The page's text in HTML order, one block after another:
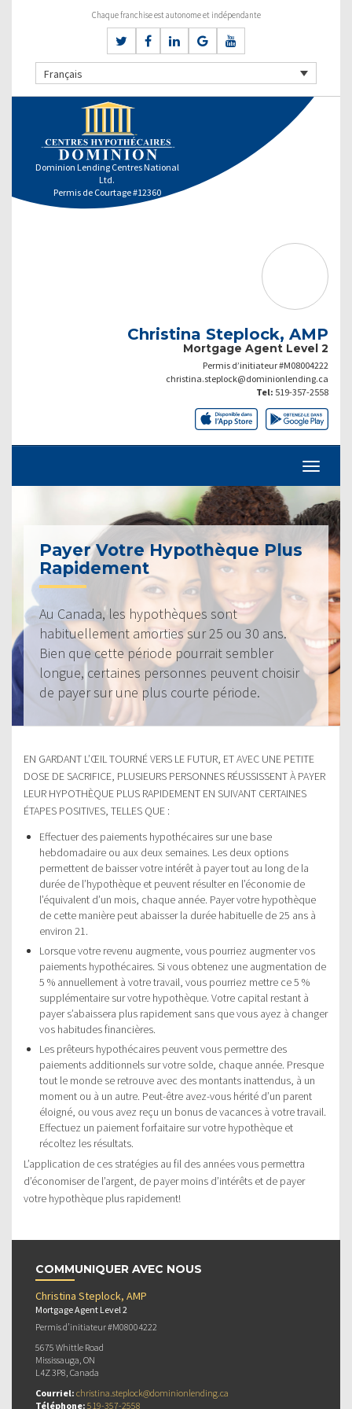
Chaque franchise est autonome et indépendante
Français
Dominion Lending Centres National
Ltd.
Permis de Courtage #12360
Christina Steplock, AMP
Mortgage Agent Level 2
Permis d’initiateur #M08004222
christina.steplock@dominionlending.ca
Tel: 519-357-2558
Payer Votre Hypothèque Plus
Rapidement
Au Canada, les hypothèques sont
habituellement amorties sur 25 ou 30 ans.
Bien que cette période pourrait sembler
longue, certaines personnes peuvent choisir
de payer sur une plus courte période.
EN GARDANT L’ŒIL TOURNÉ VERS LE FUTUR, ET AVEC UNE PETITE
DOSE DE SACRIFICE, PLUSIEURS PERSONNES RÉUSSISSENT À PAYER
LEUR HYPOTHÈQUE PLUS RAPIDEMENT EN SUIVANT CERTAINES
ÉTAPES POSITIVES, TELLES QUE :
Effectuer des paiements hypothécaires sur une base
hebdomadaire ou aux deux semaines. Les deux options
permettent de baisser votre intérêt à payer tout au long de la
durée de l’hypothèque et peuvent résulter en l’économie de
l’équivalent d’un mois, chaque année. Payer votre hypothèque
de cette manière peut abaisser la durée habituelle de 25 ans à
environ 21.
Lorsque votre revenu augmente, vous pourriez augmenter vos
paiements hypothécaires. Si vous obtenez une augmentation de
5 % annuellement à votre travail, vous pourriez mettre ce 5 %
supplémentaire sur votre hypothèque. Votre capital restant à
payer s’abaissera plus rapidement sans que vous ayez à changer
vos habitudes financières.
Les prêteurs hypothécaires peuvent vous permettre des
paiements additionnels sur votre solde, chaque année. Presque
tout le monde se retrouve avec des montants inattendus, à un
moment ou à un autre. Peut-être avez-vous hérité d’un parent
éloigné, ou vous avez reçu un bonus de vacances à votre travail.
Effectuez un paiement forfaitaire sur votre hypothèque et
récoltez les résultats.
L’application de ces stratégies au fil des années vous permettra
d’économiser de l’argent, de payer moins d’intérêts et de payer
votre hypothèque plus rapidement!
COMMUNIQUER AVEC NOUS
Christina Steplock, AMP
Mortgage Agent Level 2
Permis d’initiateur #M08004222
5675 Whittle Road
Mississauga, ON
L4Z 3P8, Canada
Courriel: christina.steplock@dominionlending.ca
Téléphone: 519-357-2558